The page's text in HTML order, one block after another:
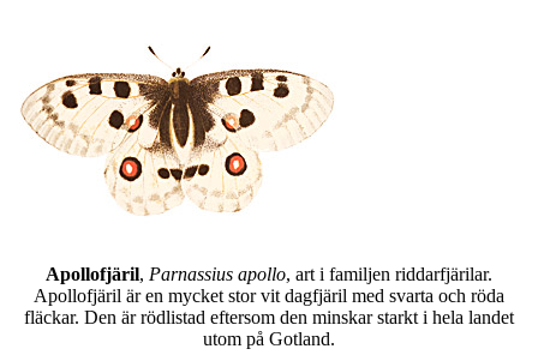
Apollofjäril, Parnassius apollo, art i familjen riddarfjärilar.
Apollofjäril är en mycket stor vit dagfjäril med svarta och röda
fläckar. Den är rödlistad eftersom den minskar starkt i hela landet
utom på Gotland.